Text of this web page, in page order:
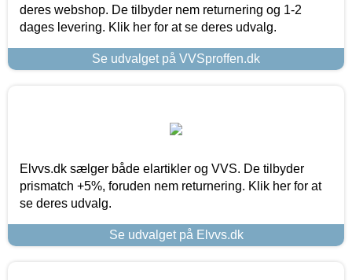
deres webshop. De tilbyder nem returnering og 1-2
dages levering. Klik her for at se deres udvalg.
Se udvalget på VVSproffen.dk
Elvvs.dk sælger både elartikler og VVS. De tilbyder
prismatch +5%, foruden nem returnering. Klik her for at
se deres udvalg.
Se udvalget på Elvvs.dk